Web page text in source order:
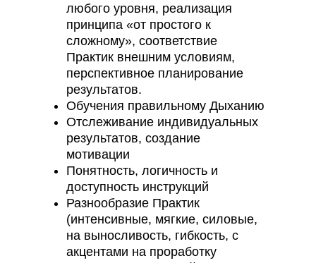
любого уровня, реализация
принципа «от простого к
сложному», соответствие
Практик внешним условиям,
перспективное планирование
результатов.
Обучения правильному Дыханию
Отслеживание индивидуальных
результатов, создание
мотивации
Понятность, логичность и
доступность инструкций
Разнообразие Практик
(интенсивные, мягкие, силовые,
на выносливость, гибкость, с
акцентами на проработку